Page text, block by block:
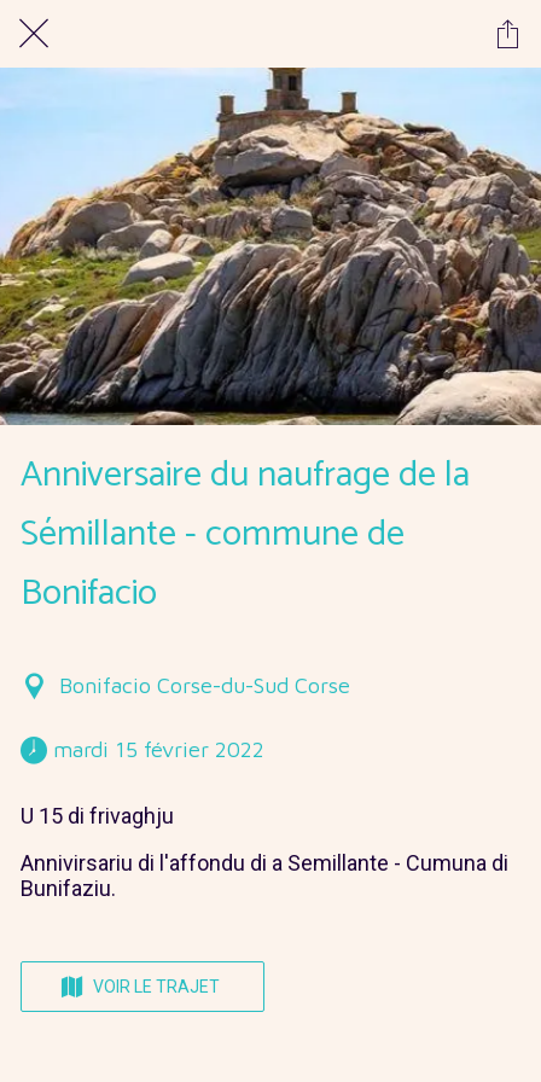
Anniversaire du naufrage de la
Sémillante - commune de
Bonifacio
Bonifacio Corse-du-Sud Corse
mardi 15 février 2022
U 15 di frivaghju
Annivirsariu di l'affondu di a Semillante - Cumuna di
Bunifaziu.
VOIR LE TRAJET